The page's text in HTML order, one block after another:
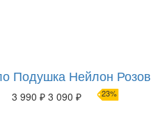
Подушка Нейлон
3 990 ₽ 3 090 ₽ 23%